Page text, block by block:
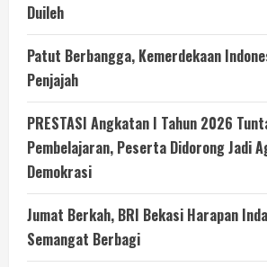
Duileh
Patut Berbangga, Kemerdekaan
Penjajah
PRESTASI Angkatan I Tahun 2026
Pembelajaran, Peserta Didorong Jadi
Demokrasi
Jumat Berkah, BRI Bekasi Harapan
Semangat Berbagi